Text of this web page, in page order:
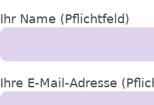
Ihr Name (Pflichtfeld)
Ihre E-Mail-Adresse